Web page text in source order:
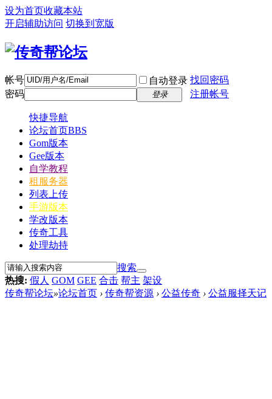
设为首页收藏本站
开启辅助访问 切换到宽版
帐号 自动登录 找回密码
密码
登录 注册帐号
快捷导航
论坛首页BBS
Gom版本
Gee版本
自学教程
租服务器
列表上传
手游版本
学改版本
传奇工具
处理劫持
搜索
热搜: 假人 GOM GEE 合击 帮主 架设
传奇帮论坛»论坛首页 › 传奇帮资源 › 公益传奇 › 公益服择天记